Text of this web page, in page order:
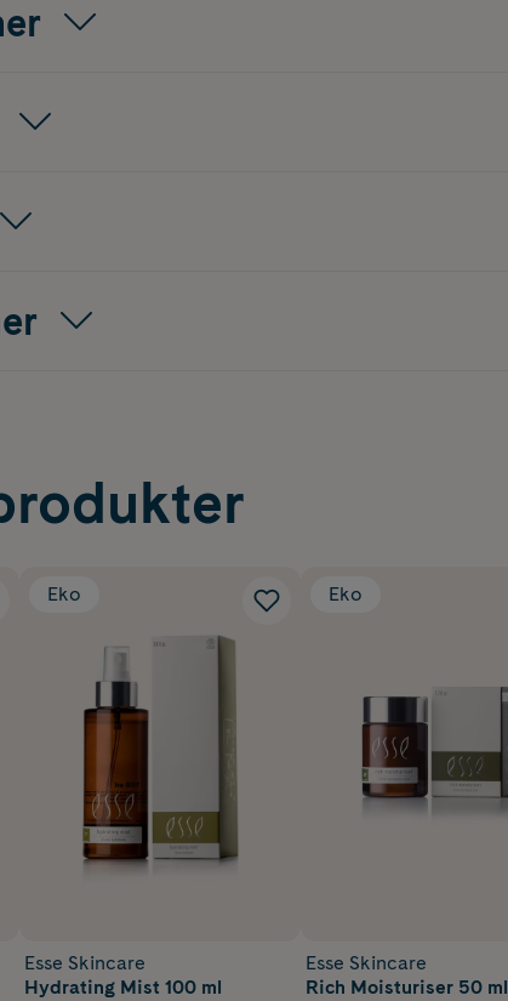
Eko
Esse Skincare
Hydrating Mist 100 ml
Eko
Esse Skincare
Rich Moisturiser 50 ml